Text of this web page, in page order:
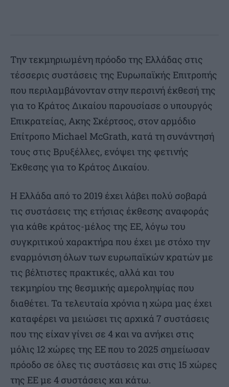
Την τεκμηριωμένη πρόοδο της Ελλάδας στις
τέσσερις συστάσεις της Ευρωπαϊκής Επιτροπής
που περιλαμβάνονταν στην περσινή έκθεσή της
για το Κράτος Δικαίου παρουσίασε ο υπουργός
Επικρατείας, Ακης Σκέρτσος, στον αρμόδιο
Επίτροπο Michael McGrath, κατά τη συνάντησή
τους στις Βρυξέλλες, ενόψει της φετινής
Έκθεσης για το Κράτος Δικαίου.
Η Ελλάδα από το 2019 έχει λάβει πολύ σοβαρά
τις συστάσεις της ετήσιας έκθεσης αναφοράς
για κάθε κράτος-μέλος της ΕΕ, λόγω του
συγκριτικού χαρακτήρα που έχει με στόχο την
εναρμόνιση όλων των ευρωπαϊκών κρατών με
τις βέλτιστες πρακτικές, αλλά και του
τεκμηρίου της θεσμικής αμεροληψίας που
διαθέτει. Τα τελευταία χρόνια η χώρα μας έχει
καταφέρει να μειώσει τις αρχικά 7 συστάσεις
που της είχαν γίνει σε 4 και να ανήκει στις
μόλις 12 χώρες της ΕΕ που το 2025 σημείωσαν
πρόοδο σε όλες τις συστάσεις και στις 15 χώρες
της ΕΕ με 4 συστάσεις και κάτω.